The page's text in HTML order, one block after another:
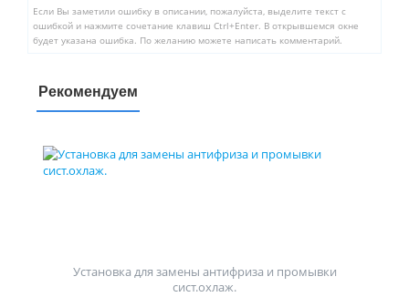
Если Вы заметили ошибку в описании, пожалуйста, выделите текст с
ошибкой и нажмите сочетание клавиш Ctrl+Enter. В открывшемся окне
будет указана ошибка. По желанию можете написать комментарий.
Рекомендуем
Установка для замены антифриза и промывки
сист.охлаж.